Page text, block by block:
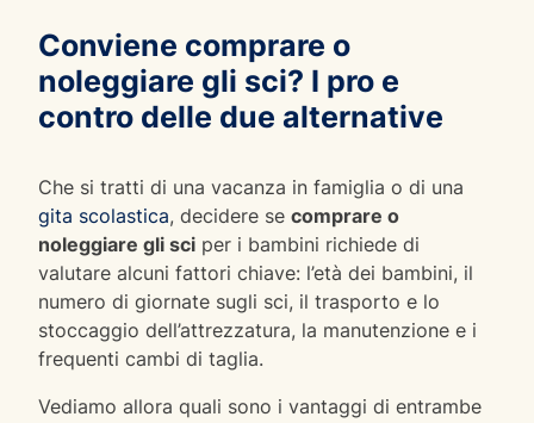
Conviene comprare o
noleggiare gli sci? I pro e
contro delle due alternative
Che si tratti di una vacanza in famiglia o di una
gita scolastica, decidere se comprare o
noleggiare gli sci per i bambini richiede di
valutare alcuni fattori chiave: l’età dei bambini, il
numero di giornate sugli sci, il trasporto e lo
stoccaggio dell’attrezzatura, la manutenzione e i
frequenti cambi di taglia.
Vediamo allora quali sono i vantaggi di entrambe